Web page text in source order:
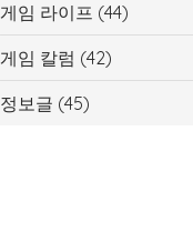
게임 라이프 (44)
게임 칼럼 (42)
정보글 (45)